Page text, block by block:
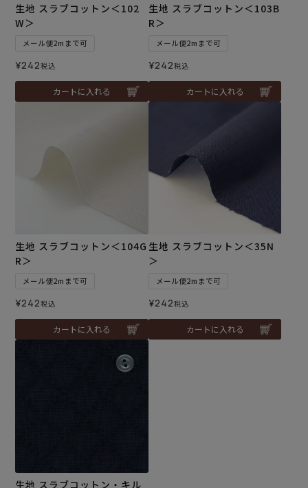
生地 スラブコットン＜102
W＞
メール便2mまで可
¥242税込
カートに入れる
生地 スラブコットン＜103B
R＞
メール便2mまで可
¥242税込
カートに入れる
生地 スラブコットン＜104G
R＞
メール便2mまで可
¥242税込
カートに入れる
生地 スラブコットン＜35N
＞
メール便2mまで可
¥242税込
カートに入れる
生地 スラブコットン・キル